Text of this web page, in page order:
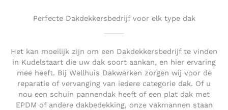
Perfecte Dakdekkersbedrijf voor elk type dak
Het kan moeilijk zijn om een Dakdekkersbedrijf te vinden
in Kudelstaart die uw dak soort aankan, en hier ervaring
mee heeft. Bij Wellhuis Dakwerken zorgen wij voor de
reparatie of vervanging van iedere categorie dak. Of u
nou een schuin pannendak heeft of een plat dak met
EPDM of andere dakbedekking, onze vakmannen staan